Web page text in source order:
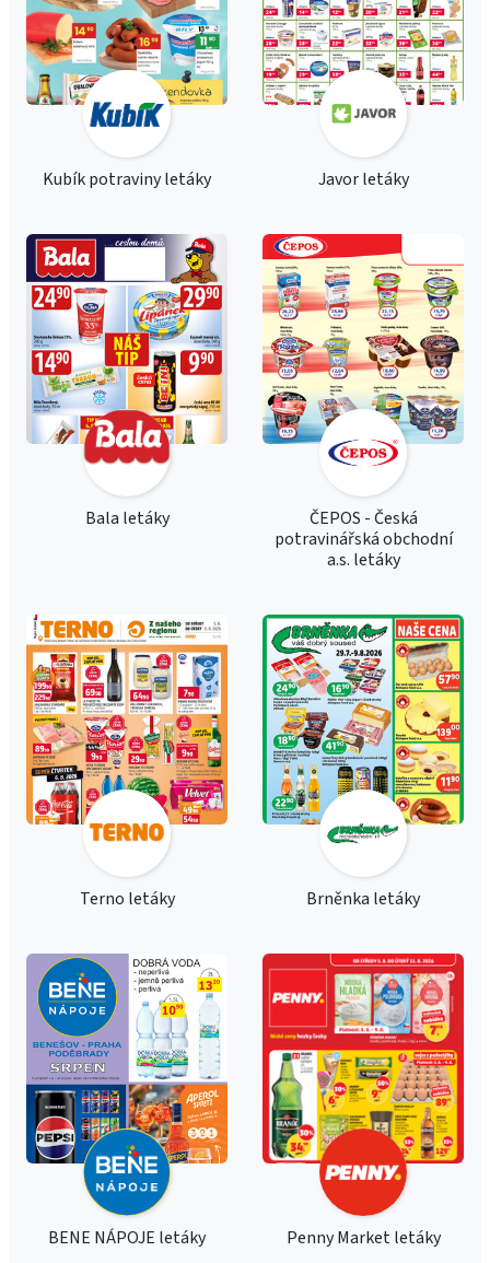
Kubík potraviny letáky Javor letáky
Bala letáky
ČEPOS - Česká
potravinářská obchodní
a.s. letáky
Terno letáky Brněnka letáky
BENE NÁPOJE letáky Penny Market letáky